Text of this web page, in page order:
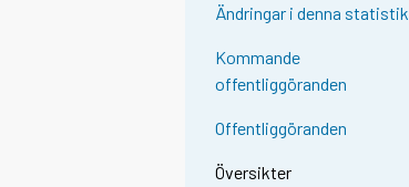
Ändringar i denna statistik
Kommande
offentliggöranden
Offentliggöranden
Översikter